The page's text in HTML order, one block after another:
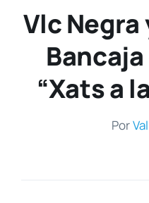
Vlc Negra
“Xats a
Por